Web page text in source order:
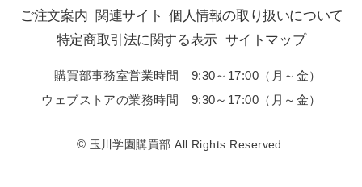
ご注文案内 関連サイト 個人情報の取り扱いについて
特定商取引法に関する表示 サイトマップ
購買部事務室営業時間 9:30～17:00（月～金）
ウェブストアの業務時間 9:30～17:00（月～金）
© 玉川学園購買部 All Rights Reserved.